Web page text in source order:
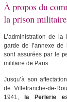
À propos du
la prison
L’administration de
garde de l’annexe
sont assurées par le
militaire de Paris.
Jusqu’à son
de Villefranche-de-
1941,
la Perlerie